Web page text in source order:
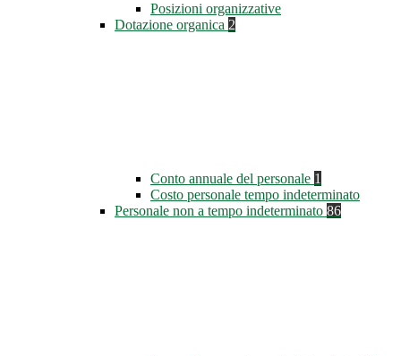
Posizioni organizzative
Dotazione organica 2
Conto annuale del personale 1
Costo personale tempo indeterminato
Personale non a tempo indeterminato 86